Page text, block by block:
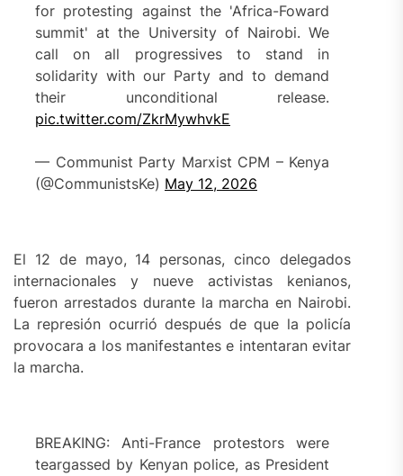
for protesting against the 'Africa-Foward
summit' at the University of Nairobi. We
call on all progressives to stand in
solidarity with our Party and to demand
their unconditional release.
pic.twitter.com/ZkrMywhvkE
— Communist Party Marxist CPM – Kenya
(@CommunistsKe) May 12, 2026
El 12 de mayo, 14 personas, cinco delegados
internacionales y nueve activistas kenianos,
fueron arrestados durante la marcha en Nairobi.
La represión ocurrió después de que la policía
provocara a los manifestantes e intentaran evitar
la marcha.
BREAKING: Anti-France protestors were
teargassed by Kenyan police, as President